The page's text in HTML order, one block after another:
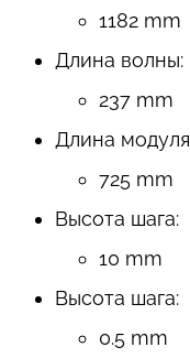
1182 mm
Длина волны:
237 mm
Длина модуля
725 mm
Высота шага:
10 mm
Высота шага:
0.5 mm